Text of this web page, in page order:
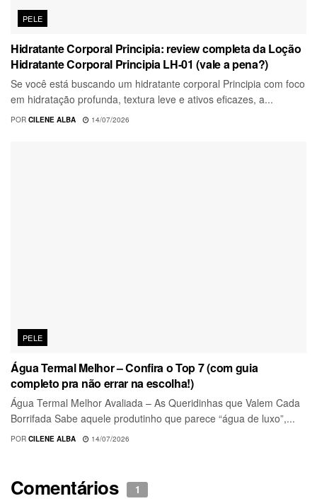
PELE
Hidratante Corporal Principia: review completa da Loção
Hidratante Corporal Principia LH-01 (vale a pena?)
Se você está buscando um hidratante corporal Principia com foco
em hidratação profunda, textura leve e ativos eficazes, a...
POR CILENE ALBA 14/07/2026
PELE
Água Termal Melhor – Confira o Top 7 (com guia
completo pra não errar na escolha!)
Água Termal Melhor Avaliada – As Queridinhas que Valem Cada
Borrifada Sabe aquele produtinho que parece “água de luxo”,...
POR CILENE ALBA 14/07/2026
Comentários 1